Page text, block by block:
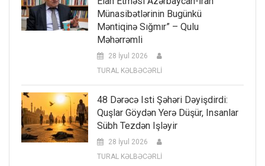
Münasibətlərinin Bugünkü
Məntiqinə Sığmır” – Qulu
Məhərrəmli
28 İyul 2026
TURAL KƏLBƏCƏRLİ
48 Dərəcə Isti Şəhəri Dəyişdirdi:
Quşlar Göydən Yerə Düşür, Insanlar
Sübh Tezdən Işləyir
28 İyul 2026
TURAL KƏLBƏCƏRLİ